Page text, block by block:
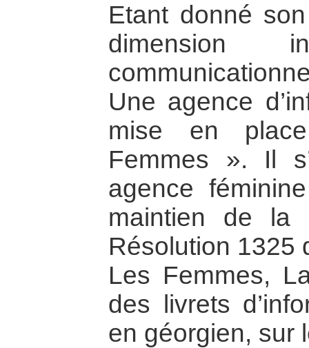
Etant donné
dimension
Une agence
mise en
Femmes ». Il
agence
maintien de la
Résolution 1325
Les Femmes,
des livrets
en géorgien, sur